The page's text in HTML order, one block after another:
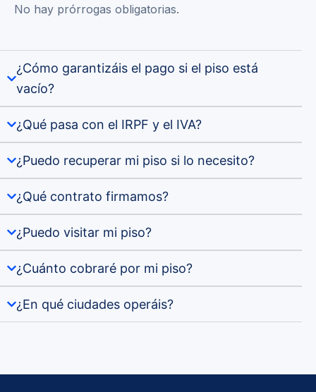
No hay prórrogas obligatorias.
¿Cómo garantizáis el pago si el piso está
vacío?
¿Qué pasa con el IRPF y el IVA?
¿Puedo recuperar mi piso si lo necesito?
¿Qué contrato firmamos?
¿Puedo visitar mi piso?
¿Cuánto cobraré por mi piso?
¿En qué ciudades operáis?